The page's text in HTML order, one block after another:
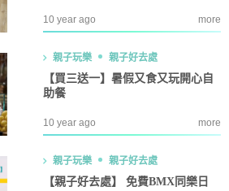
10 year ago more
親子玩樂 親子好去處
【買三送一】暑假又食又玩開心自
助餐
10 year ago more
親子玩樂 親子好去處
【親子好去處】 免費BMX同樂日